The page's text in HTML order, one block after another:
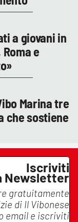
a giovani in
e
Marina tre
che sostiene
Iscriviti
Newsletter
gratuitamente
di Il Vibonese
email e iscriviti